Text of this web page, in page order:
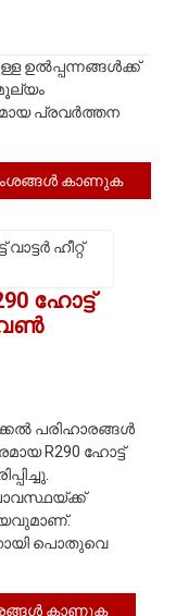
പ്രവർത്തന
കാണുക
ഹോട്ട്
വൺ
പരിഹാരങ്ങൾ
R290 ഹോട്ട്
പൊതുവെ
കാണുക